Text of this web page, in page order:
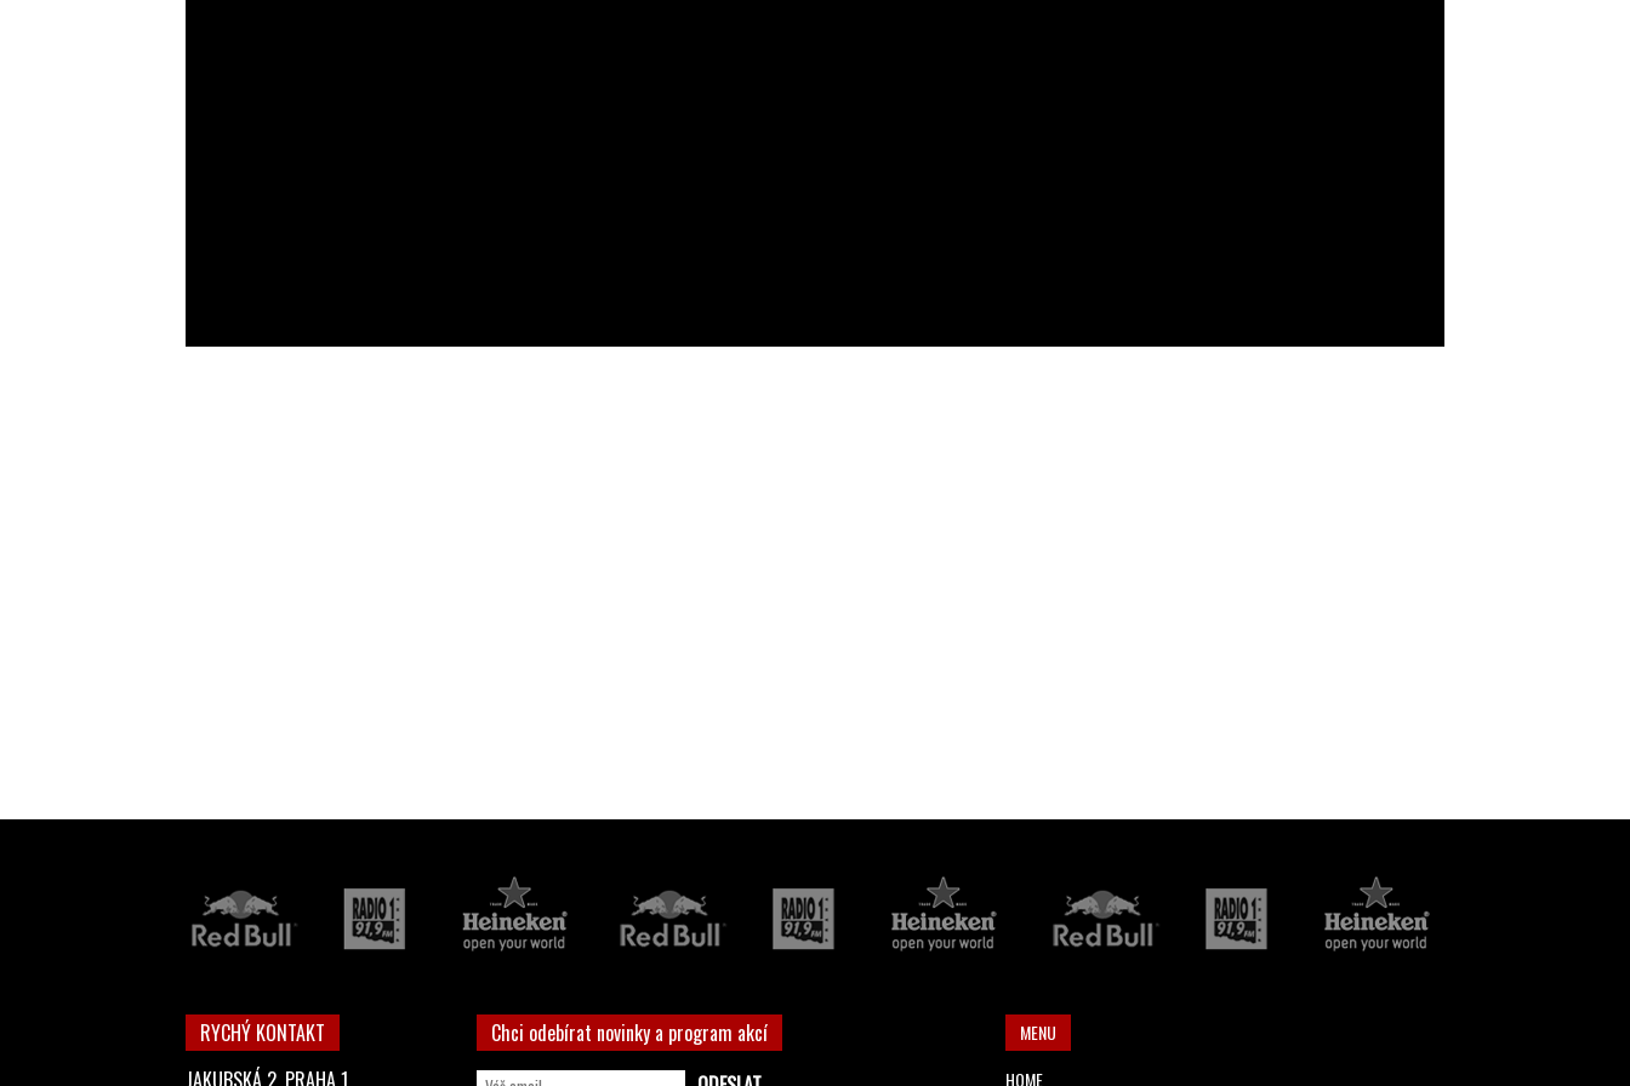
RYCHÝ KONTAKT
JAKUBSKÁ 2, PRAHA 1
Chci odebírat novinky a program akcí
MENU
HOME